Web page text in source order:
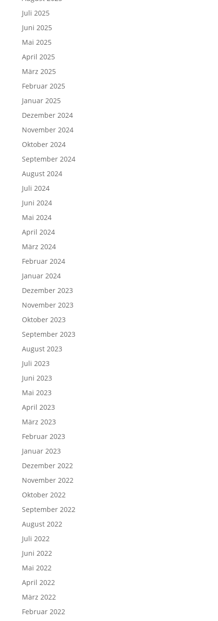
Juli 2025
Juni 2025
Mai 2025
April 2025
März 2025
Februar 2025
Januar 2025
Dezember 2024
November 2024
Oktober 2024
September 2024
August 2024
Juli 2024
Juni 2024
Mai 2024
April 2024
März 2024
Februar 2024
Januar 2024
Dezember 2023
November 2023
Oktober 2023
September 2023
August 2023
Juli 2023
Juni 2023
Mai 2023
April 2023
März 2023
Februar 2023
Januar 2023
Dezember 2022
November 2022
Oktober 2022
September 2022
August 2022
Juli 2022
Juni 2022
Mai 2022
April 2022
März 2022
Februar 2022